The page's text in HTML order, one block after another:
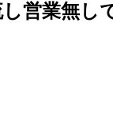
営業無し